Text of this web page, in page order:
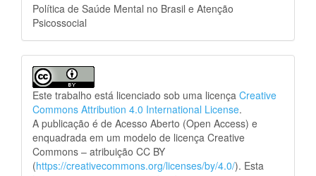
Política de Saúde Mental no Brasil e Atenção
Psicossocial
Este trabalho está licenciado sob uma licença Creative
Commons Attribution 4.0 International License.
A publicação é de Acesso Aberto (Open Access) e
enquadrada em um modelo de licença Creative
Commons – atribuição CC BY
(https://creativecommons.org/licenses/by/4.0/). Esta